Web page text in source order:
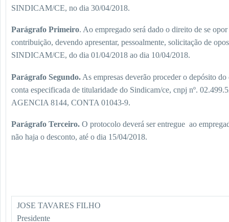
SINDICAM/CE, no dia 30/04/2018.
Parágrafo Primeiro. Ao empregado será dado o direito de se
contribuição, devendo apresentar, pessoalmente, solicitação de
SINDICAM/CE, do dia 01/04/2018 ao dia 10/04/2018.
Parágrafo Segundo. As empresas deverão proceder o depósito
conta especificada de titularidade do Sindicam/ce, cnpj nº.
AGENCIA 8144, CONTA 01043-9.
Parágrafo Terceiro. O protocolo deverá ser entregue ao
não haja o desconto, até o dia 15/04/2018.
JOSE TAVARES FILHO
Presidente